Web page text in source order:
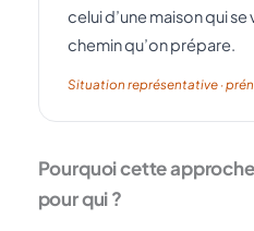
celui d’une maison qui se
chemin qu’on prépare.
Situation représentative ·
Pourquoi cette
pour qui ?